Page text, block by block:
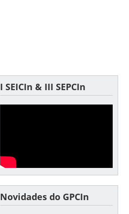
I SEICIn & III SEPCIn
Novidades do GPCIn